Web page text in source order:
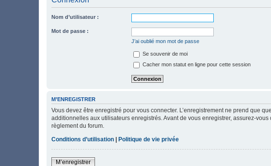
Nom d’utilisateur :
Mot de passe :
J’ai oublié mon mot de passe
Se souvenir de moi
Cacher mon statut en ligne pour cette session
M’ENREGISTRER
Vous devez être enregistré pour vous connecter. L’enregistrement ne prend que
additionnelles aux utilisateurs enregistrés. Avant de vous enregistrer, assurez-
règlement du forum.
Conditions d’utilisation
Politique de vie privée
M’enregistrer